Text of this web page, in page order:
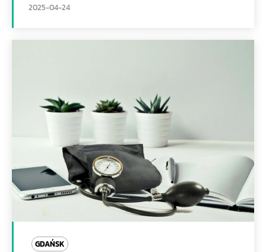
2025-04-24
GDAŃSK